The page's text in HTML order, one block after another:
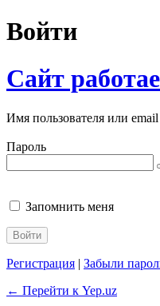
Войти
Сайт
Имя пользователя или email
Пароль
Запомнить меня
Регистрация | Забыли
← Перейти к Yep.uz